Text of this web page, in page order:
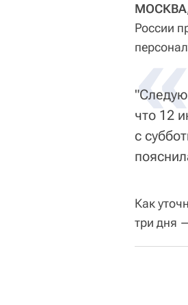
России
что 12
с
Как
три дня